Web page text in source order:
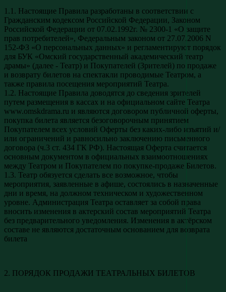
1.1. Настоящие Правила разработаны в соответствии с
Гражданским кодексом Российской Федерации, Законом
Российской Федерации от 07.02.1992г. № 2300-1 «О защите
прав потребителей», Федеральным законом от 27.07.2006 N
152-ФЗ «О персональных данных» и регламентируют порядок
для БУК «Омский государственный академический театр
драмы» (далее - Театр) и Покупателей (Зрителей) по продаже
и возврату билетов на спектакли проводимые Театром, а
также правила посещения мероприятий Театра.
1.2. Настоящие Правила доводятся до сведения зрителей
путем размещения в кассах и на официальном сайте Театра
www.omskdrama.ru и являются договором публичной оферты,
покупка билета является безоговорочным принятием
Покупателем всех условий Оферты без каких-либо изъятий и/
или ограничений и равносильно заключению письменного
договора (ч.3 ст. 434 ГК РФ). Настоящая Оферта считается
основным документом в официальных взаимоотношениях
между Театром и Покупателем по покупке-продаже Билетов.
1.3. Театр обязуется сделать все возможное, чтобы
мероприятия, заявленные в афише, состоялись в назначенные
дни и время, на должном техническом и художественном
уровне. Администрация Театра оставляет за собой права
вносить изменения в актерский состав мероприятий Театра
без предварительного уведомления. Изменения в актёрском
составе не являются достаточным основанием для возврата
билета
2. ПОРЯДОК ПРОДАЖИ ТЕАТРАЛЬНЫХ БИЛЕТОВ